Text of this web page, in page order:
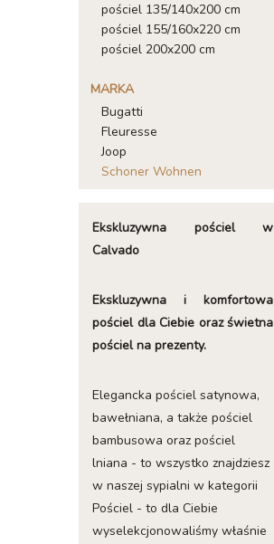
pościel 135/140x200 cm
pościel 155/160x220 cm
pościel 200x200 cm
MARKA
Bugatti
Fleuresse
Joop
Schoner Wohnen
Ekskluzywna pościel w
Calvado
Ekskluzywna i komfortowa
pościel dla Ciebie oraz świetna
pościel na prezenty.
Elegancka pościel satynowa,
bawełniana, a także pościel
bambusowa oraz pościel
lniana - to wszystko znajdziesz
w naszej sypialni w kategorii
Pościel - to dla Ciebie
wyselekcjonowaliśmy właśnie